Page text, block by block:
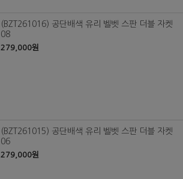
(BZT261016) 공단배색 유리 벨벳 스판 더블 자켓
08
279,000원
(BZT261015) 공단배색 유리 벨벳 스판 더블 자켓
06
279,000원